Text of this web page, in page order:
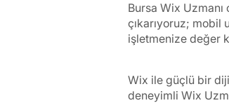
Bursa Wix
çıkarıyoruz; mobil
işletmenize değer
Wix ile güçlü bir
deneyimli Wix